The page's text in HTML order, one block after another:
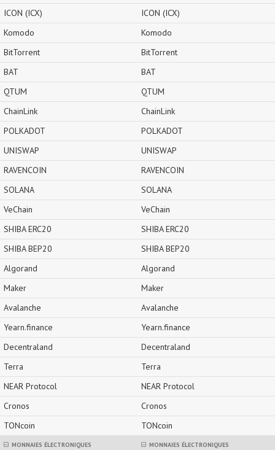
ICON (ICX)
Komodo
BitTorrent
BAT
QTUM
ChainLink
POLKADOT
UNISWAP
RAVENCOIN
SOLANA
VeChain
SHIBA ERC20
SHIBA BEP20
Algorand
Maker
Avalanche
Yearn.finance
Decentraland
Terra
NEAR Protocol
Cronos
TONcoin
MONNAIES ÉLECTRONIQUES
ICON (ICX)
Komodo
BitTorrent
BAT
QTUM
ChainLink
POLKADOT
UNISWAP
RAVENCOIN
SOLANA
VeChain
SHIBA ERC20
SHIBA BEP20
Algorand
Maker
Avalanche
Yearn.finance
Decentraland
Terra
NEAR Protocol
Cronos
TONcoin
MONNAIES ÉLECTRONIQUES